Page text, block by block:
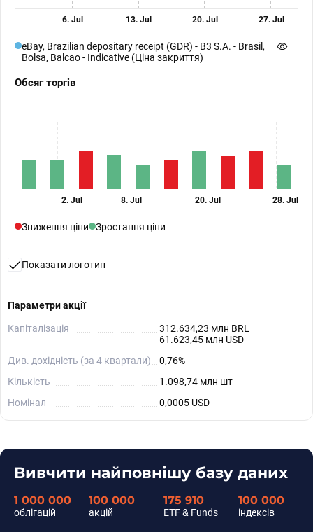
6. Jul 13. Jul 20. Jul 27. Jul
eBay, Brazilian depositary receipt (GDR) - B3 S.A. - Brasil,
Bolsa, Balcao - Indicative (Ціна закриття)
Обсяг торгів
2. Jul 8. Jul 20. Jul 28. Jul
Зниження ціни Зростання ціни
Показати логотип
Параметри акції
Капіталізація
312.634,23 млн BRL
61.623,45 млн USD
Див. дохідність (за 4 квартали)
0,76%
Кількість
1.098,74 млн шт
Номінал
0,0005 USD
Вивчити найповнішу базу даних
1 000 000
облігацій
100 000
акцій
175 910
ETF & Funds
100 000
індексів